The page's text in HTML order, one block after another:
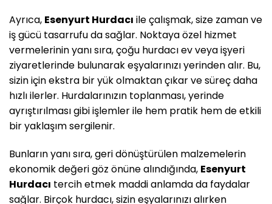
Ayrıca, Esenyurt Hurdacı ile çalışmak, size zaman ve
iş gücü tasarrufu da sağlar. Noktaya özel hizmet
vermelerinin yanı sıra, çoğu hurdacı ev veya işyeri
ziyaretlerinde bulunarak eşyalarınızı yerinden alır. Bu,
sizin için ekstra bir yük olmaktan çıkar ve süreç daha
hızlı ilerler. Hurdalarınızın toplanması, yerinde
ayrıştırılması gibi işlemler ile hem pratik hem de etkili
bir yaklaşım sergilenir.
Bunların yanı sıra, geri dönüştürülen malzemelerin
ekonomik değeri göz önüne alındığında, Esenyurt
Hurdacı tercih etmek maddi anlamda da faydalar
sağlar. Birçok hurdacı, sizin eşyalarınızı alırken